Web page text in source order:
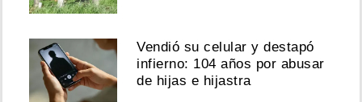
Vendió su celular y destapó
infierno: 104 años por abusar
de hijas e hijastra